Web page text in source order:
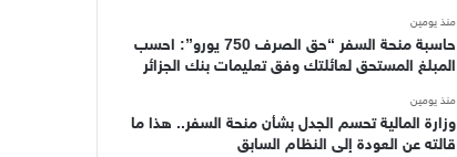
منذ يومين
حاسبة منحة السفر “حق الصرف 750 يورو”: احسب
المبلغ المستحق لعائلتك وفق تعليمات بنك الجزائر
منذ يومين
وزارة المالية تحسم الجدل بشأن منحة السفر.. هذا ما
قالته عن العودة إلى النظام السابق